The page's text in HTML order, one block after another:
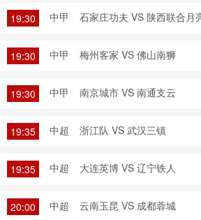
19:30 中甲 石家庄功夫 VS 陕西联合月
19:30 中甲 梅州客家 VS 佛山南狮
19:30 中甲 南京城市 VS 南通支云
19:35 中超 浙江队 VS 武汉三镇
19:35 中超 大连英博 VS 辽宁铁人
20:00 中超 云南玉昆 VS 成都蓉城